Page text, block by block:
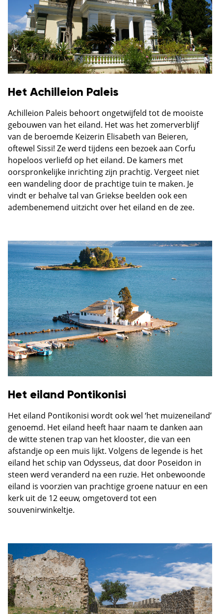
Het Achilleion Paleis
Achilleion Paleis behoort ongetwijfeld tot de mooiste
gebouwen van het eiland. Het was het zomerverblijf
van de beroemde Keizerin Elisabeth van Beieren,
oftewel Sissi! Ze werd tijdens een bezoek aan Corfu
hopeloos verliefd op het eiland. De kamers met
oorspronkelijke inrichting zijn prachtig. Vergeet niet
een wandeling door de prachtige tuin te maken. Je
vindt er behalve tal van Griekse beelden ook een
adembenemend uitzicht over het eiland en de zee.
Het eiland Pontikonisi
Het eiland Pontikonisi wordt ook wel ‘het muizeneiland’
genoemd. Het eiland heeft haar naam te danken aan
de witte stenen trap van het klooster, die van een
afstandje op een muis lijkt. Volgens de legende is het
eiland het schip van Odysseus, dat door Poseidon in
steen werd veranderd na een ruzie. Het onbewoonde
eiland is voorzien van prachtige groene natuur en een
kerk uit de 12 eeuw, omgetoverd tot een
souvenirwinkeltje.